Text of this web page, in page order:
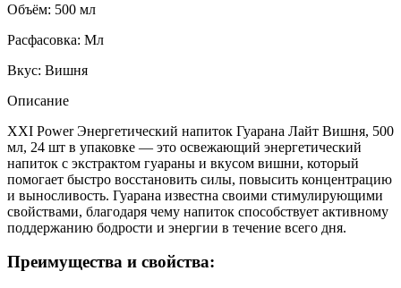
Объём: 500 мл
Расфасовка: Мл
Вкус: Вишня
Описание
XXI Power Энергетический напиток Гуарана Лайт Вишня, 500
мл, 24 шт в упаковке — это освежающий энергетический
напиток с экстрактом гуараны и вкусом вишни, который
помогает быстро восстановить силы, повысить концентрацию
и выносливость. Гуарана известна своими стимулирующими
свойствами, благодаря чему напиток способствует активному
поддержанию бодрости и энергии в течение всего дня.
Преимущества и свойства: